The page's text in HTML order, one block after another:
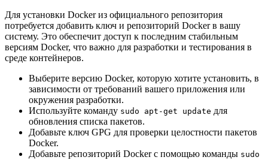
Для установки Docker из официального репозитория
потребуется добавить ключ и репозиторий Docker в вашу
систему. Это обеспечит доступ к последним стабильным
версиям Docker, что важно для разработки и тестирования в
среде контейнеров.
Выберите версию Docker, которую хотите установить, в
зависимости от требований вашего приложения или
окружения разработки.
Используйте команду sudo apt-get update для
обновления списка пакетов.
Добавьте ключ GPG для проверки целостности пакетов
Docker.
Добавьте репозиторий Docker с помощью команды sudo